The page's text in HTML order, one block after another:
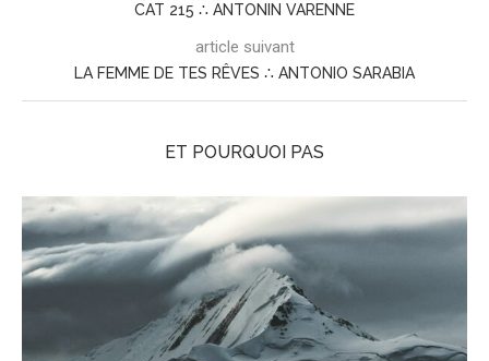
CAT 215 ∴ ANTONIN VARENNE
article suivant
LA FEMME DE TES RÊVES ∴ ANTONIO SARABIA
ET POURQUOI PAS